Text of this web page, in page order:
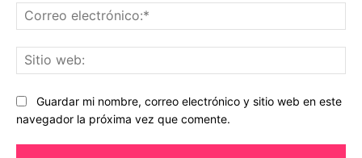
Guardar mi nombre, correo electrónico y sitio web en este
navegador la próxima vez que comente.